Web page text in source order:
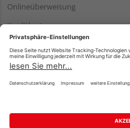
Onlineüberweisung
Kreditkarte
*Bonität vorausgesetzt
Impressum Datenschutz